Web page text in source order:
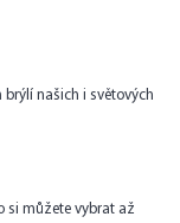
našich i světových
si můžete vybrat až